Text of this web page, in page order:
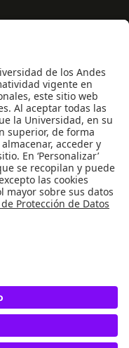
30 de mayo de 1964.